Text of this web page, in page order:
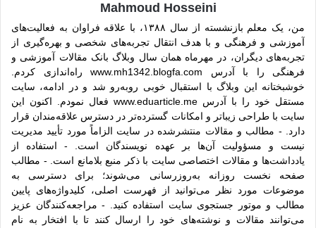
Mahmoud Hosseini
من، یک معلم بازنشسته از سال ۱۳۸۸، با علاقه فراوان به فعالیت‌های
آموزشی و فرهنگی و با هدف انتقال تجربه‌های شخصی و بهره‌گیری از
تجربه‌های دیگران، در مهرماه همان سال وبلاگ بانک مقالات آموزشی و
فرهنگی را با آدرس www.mh1342.blogfa.com راه‌اندازی کردم.
خوشبختانه این وبلاگ با استقبال خوبی روبه‌رو شد و در ادامه، سایت
مستقل خود را با آدرس www.eduarticle.me فعال نمودم. اکنون این
سایت با طراحی زیباتر و امکانات گسترده‌تر در دسترس علاقه‌مندان قرار
دارد. - مطالب و مقالات منتشرشده در سایت الزاماً مورد تأیید مدیریت
نیست و مسؤولیت آن‌ها بر عهده نویسندگان است. - استفاده از
یادداشت‌ها و مقالات اختصاصی سایت با ذکر منبع بلامانع است. - مطالب
صفحه نخست روزانه به‌روزرسانی می‌شوند؛ برای دسترسی به
موضوعات مورد نظر می‌توانید از فهرست اصلی، کلیدواژه‌های پایین
مطالب و موتور جستجوی سایت استفاده کنید. - مراجعه‌کنندگان عزیز
می‌توانند مقالات و نوشته‌های خود را ارسال کنند تا با افتخار به نام